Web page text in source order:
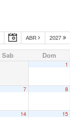
ABR 2027
Sab Dom
1
7 8
14 15